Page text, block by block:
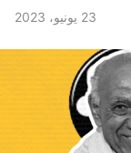
23 يونيو، 2023